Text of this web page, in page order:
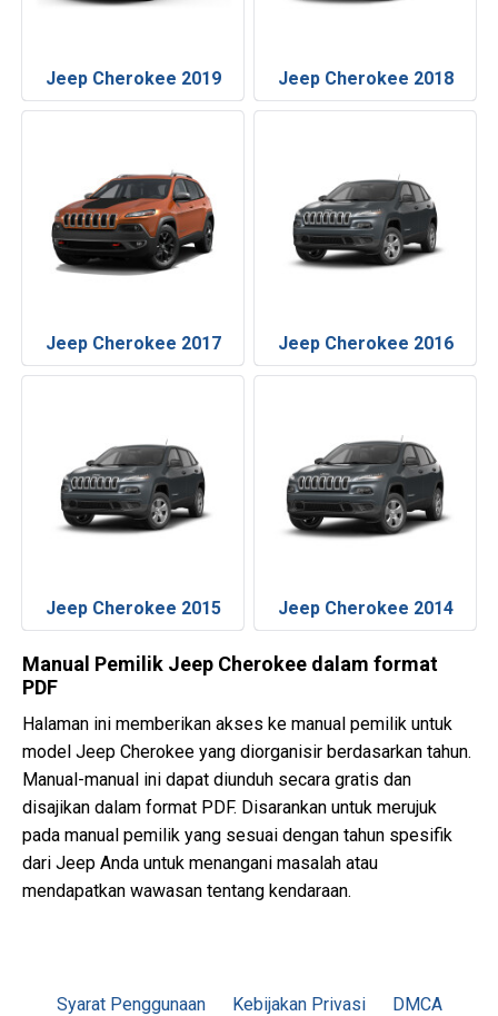
Jeep Cherokee 2019 Jeep Cherokee 2018
Jeep Cherokee 2017 Jeep Cherokee 2016
Jeep Cherokee 2015 Jeep Cherokee 2014
Manual Pemilik Jeep Cherokee dalam format
PDF
Halaman ini memberikan akses ke manual pemilik untuk
model Jeep Cherokee yang diorganisir berdasarkan tahun.
Manual-manual ini dapat diunduh secara gratis dan
disajikan dalam format PDF. Disarankan untuk merujuk
pada manual pemilik yang sesuai dengan tahun spesifik
dari Jeep Anda untuk menangani masalah atau
mendapatkan wawasan tentang kendaraan.
Syarat Penggunaan Kebijakan Privasi DMCA